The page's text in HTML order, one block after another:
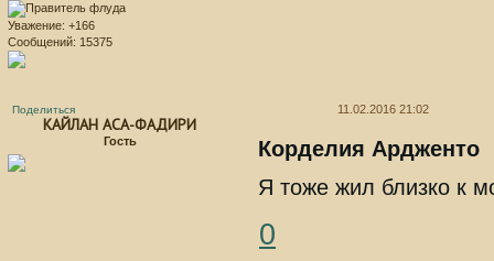
Уважение: +166
Сообщений: 15375
Поделиться 11.02.2016 21:02
КАЙЛАН АСА-ФАДИРИ
Гость
Корделия Ардженто
Я тоже жил близко к
0